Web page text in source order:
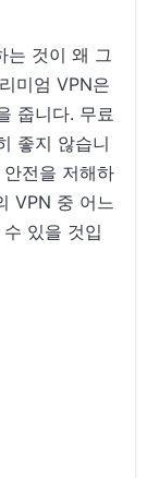
는 것이 왜 그
미엄 VPN은
줍니다. 무료
좋지 않습니
전을 저해하
VPN 중 어느
있을 것입